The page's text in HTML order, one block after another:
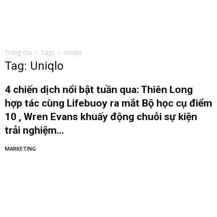
Trang chủ Tags Uniqlo
Tag: Uniqlo
4 chiến dịch nổi bật tuần qua: Thiên Long
hợp tác cùng Lifebuoy ra mắt Bộ học cụ điểm
10 , Wren Evans khuấy động chuỗi sự kiện
trải nghiệm...
MARKETING